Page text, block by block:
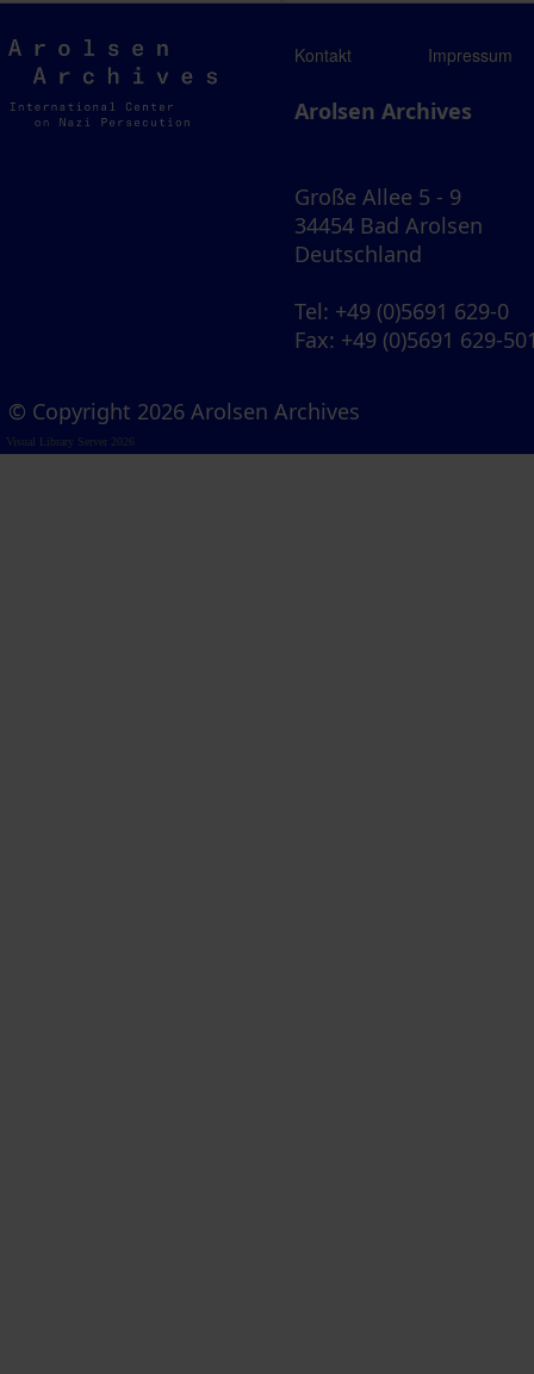
Arolsen
Archives
Kontakt Impressum
Arolsen Archives
Große Allee 5 - 9
34454 Bad Arolsen
Deutschland
Tel: +49 (0)5691 629-0
Fax: +49 (0)5691 629-
© Copyright 2026 Arolsen Archives
Visual Library Server 2026